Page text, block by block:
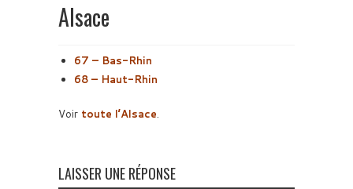
Alsace
67 – Bas-Rhin
68 – Haut-Rhin
Voir toute l’Alsace.
LAISSER UNE RÉPONSE